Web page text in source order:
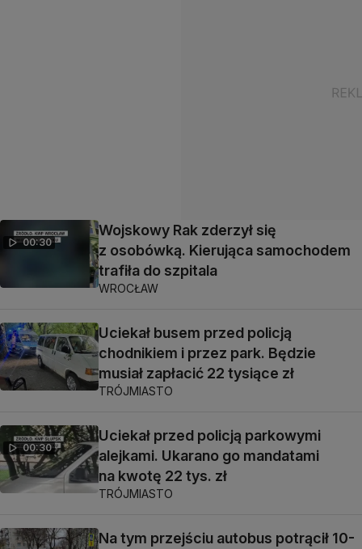
00:30
Wojskowy Rak zderzył się
z osobówką. Kierująca samochodem
trafiła do szpitala
WROCŁAW
Uciekał busem przed policją
chodnikiem i przez park. Będzie
musiał zapłacić 22 tysiące zł
TRÓJMIASTO
00:30
Uciekał przed policją parkowymi
alejkami. Ukarano go mandatami
na kwotę 22 tys. zł
TRÓJMIASTO
Na tym przejściu autobus potrącił 10-